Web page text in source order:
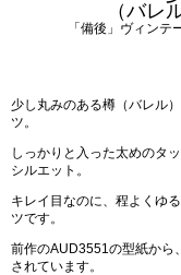
（バレ
「備後」ヴィン
少し丸みのある樽（バレル
ツ。
しっかりと入った太めのタ
シルエット。
キレイ目なのに、程よくゆ
ツです。
前作のAUD3551の型紙から
されています。